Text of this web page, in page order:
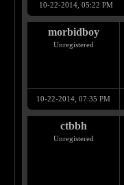
10-22-2014, 05:22 PM
morbidboy
Unregistered
10-22-2014, 07:35 PM
ctbbh
Unregistered